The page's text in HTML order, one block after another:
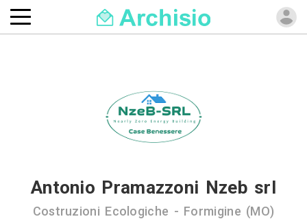
Antonio Pramazzoni Nzeb srl
Costruzioni Ecologiche - Formigine (MO)